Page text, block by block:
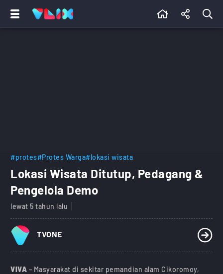
#protes#Protes Warga#lokasi wisata
Lokasi Wisata Ditutup, Pedagang &
Pengelola Demo
lewat 5 tahun lalu
TVONE
VIVA – Masyarakat di sekitar pemandian alam Cikoromoy,